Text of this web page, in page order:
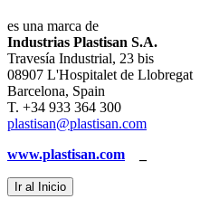
es una marca de
Industrias Plastisan S.A.
Travesía Industrial, 23 bis
08907 L'Hospitalet de Llobregat
Barcelona, Spain
T. +34 933 364 300
plastisan@plastisan.com
www.plastisan.com
Ir al Inicio